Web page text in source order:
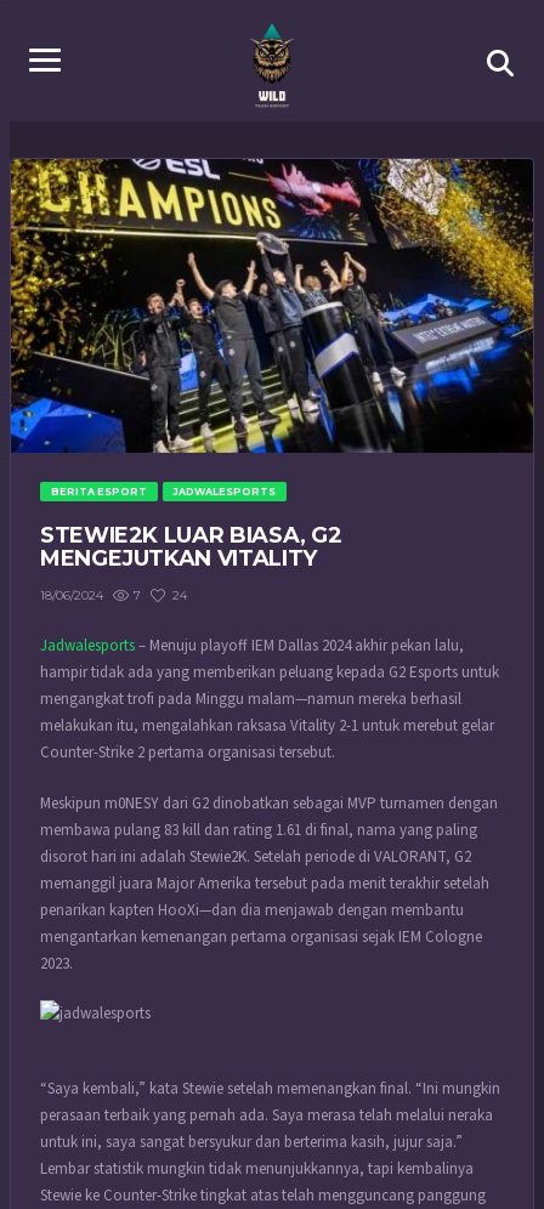
BERITA ESPORT JADWALESPORTS
STEWIE2K LUAR BIASA, G2
MENGEJUTKAN VITALITY
18/06/2024 7 24
Jadwalesports– Menuju playoff IEM Dallas 2024 akhir pekan lalu,
hampir tidak ada yang memberikan peluang kepada G2 Esports untuk
mengangkat trofi pada Minggu malam—namun mereka berhasil
melakukan itu, mengalahkan raksasa Vitality 2-1 untuk merebut gelar
Counter-Strike 2 pertama organisasi tersebut.
Meskipun m0NESY dari G2 dinobatkan sebagai MVP turnamen dengan
membawa pulang 83 kill dan rating 1.61 di final, nama yang paling
disorot hari ini adalah Stewie2K. Setelah periode di VALORANT, G2
memanggil juara Major Amerika tersebut pada menit terakhir setelah
penarikan kapten HooXi—dan dia menjawab dengan membantu
mengantarkan kemenangan pertama organisasi sejak IEM Cologne
2023.
“Saya kembali,” kata Stewie setelah memenangkan final. “Ini mungkin
perasaan terbaik yang pernah ada. Saya merasa telah melalui neraka
untuk ini, saya sangat bersyukur dan berterima kasih, jujur saja.”
Lembar statistik mungkin tidak menunjukkannya, tapi kembalinya
Stewie ke Counter-Strike tingkat atas telah mengguncang panggung